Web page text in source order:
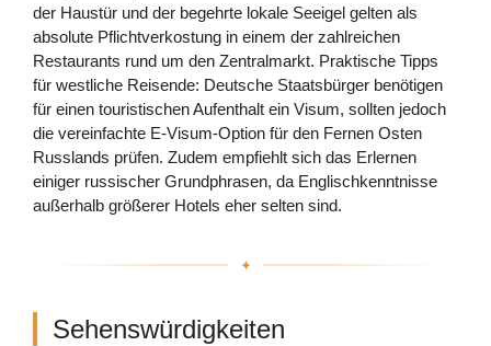
der Haustür und der begehrte lokale Seeigel gelten als
absolute Pflichtverkostung in einem der zahlreichen
Restaurants rund um den Zentralmarkt. Praktische Tipps
für westliche Reisende: Deutsche Staatsbürger benötigen
für einen touristischen Aufenthalt ein Visum, sollten jedoch
die vereinfachte E-Visum-Option für den Fernen Osten
Russlands prüfen. Zudem empfiehlt sich das Erlernen
einiger russischer Grundphrasen, da Englischkenntnisse
außerhalb größerer Hotels eher selten sind.
Sehenswürdigkeiten